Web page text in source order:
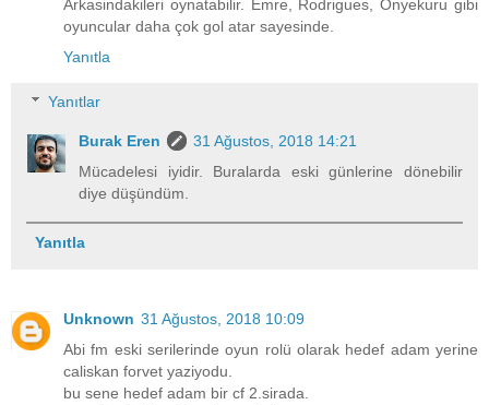
Arkasindakileri oynatabilir. Emre, Rodrigues, Onyekuru gibi
oyuncular daha çok gol atar sayesinde.
Yanıtla
Yanıtlar
Burak Eren
31 Ağustos, 2018 14:21
Mücadelesi iyidir. Buralarda eski günlerine dönebilir
diye düşündüm.
Yanıtla
Unknown 31 Ağustos, 2018 10:09
Abi fm eski serilerinde oyun rolü olarak hedef adam yerine
caliskan forvet yaziyodu.
bu sene hedef adam bir cf 2.sirada.